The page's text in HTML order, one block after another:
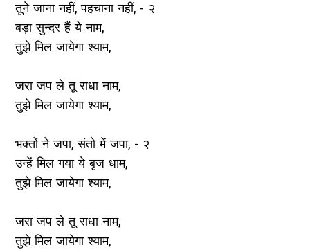
तूने जाना नहीं, पहचाना नहीं, - २
बड़ा सुन्दर हैं ये नाम,
तुझे मिल जायेगा श्याम,
जरा जप ले तू राधा नाम,
तुझे मिल जायेगा श्याम,
भक्तों ने जपा, संतो में जपा, - २
उन्हें मिल गया ये बृज धाम,
तुझे मिल जायेगा श्याम,
जरा जप ले तू राधा नाम,
तुझे मिल जायेगा श्याम,